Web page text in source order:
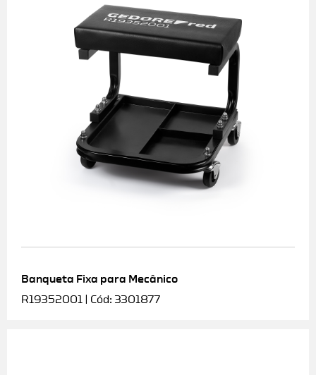
Banqueta Fixa para Mecânico
R19352001 | Cód: 3301877